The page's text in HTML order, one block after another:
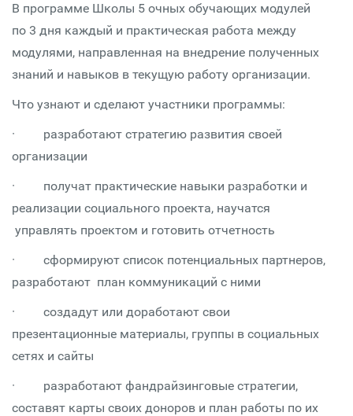
В программе Школы 5 очных обучающих модулей
по 3 дня каждый и практическая работа между
модулями, направленная на внедрение полученных
знаний и навыков в текущую работу организации.
Что узнают и сделают участники программы:
· разработают стратегию развития своей
организации
· получат практические навыки разработки и
реализации социального проекта, научатся
управлять проектом и готовить отчетность
· сформируют список потенциальных партнеров,
разработают план коммуникаций с ними
· создадут или доработают свои
презентационные материалы, группы в социальных
сетях и сайты
· разработают фандрайзинговые стратегии,
составят карты своих доноров и план работы по их